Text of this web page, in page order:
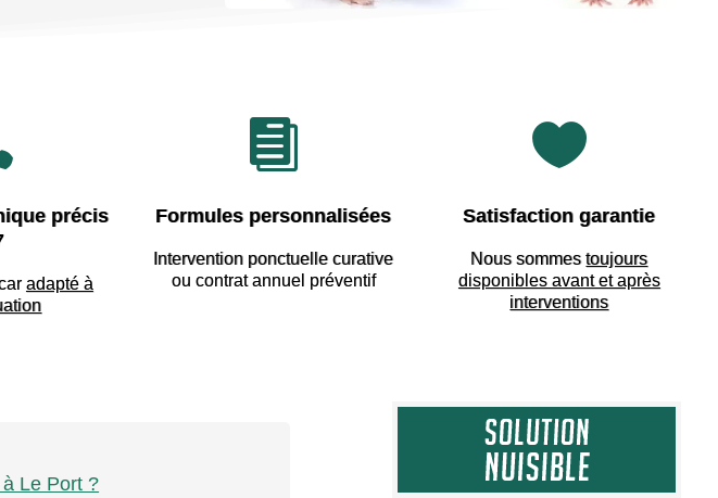
précis
adapté à

Formules personnalisées
Intervention ponctuelle curative
ou contrat annuel préventif

Satisfaction garantie
Nous sommestoujours
disponibles avant et après
interventions
Le Port ?